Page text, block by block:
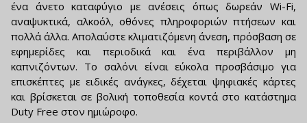
ένα άνετο καταφύγιο με ανέσεις όπως δωρεάν Wi-Fi,
αναψυκτικά, αλκοόλ, οθόνες πληροφοριών πτήσεων και
πολλά άλλα. Απολαύστε κλιματιζόμενη άνεση, πρόσβαση σε
εφημερίδες και περιοδικά και ένα περιβάλλον μη
καπνιζόντων. Το σαλόνι είναι εύκολα προσβάσιμο για
επισκέπτες με ειδικές ανάγκες, δέχεται ψηφιακές κάρτες
και βρίσκεται σε βολική τοποθεσία κοντά στο κατάστημα
Duty Free στον ημιώροφο.